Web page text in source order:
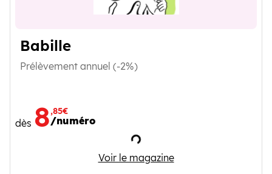
Babille
Prélèvement annuel (-2%)
dès 8,85€
/numéro
Chargement
Voir le magazine
Babille